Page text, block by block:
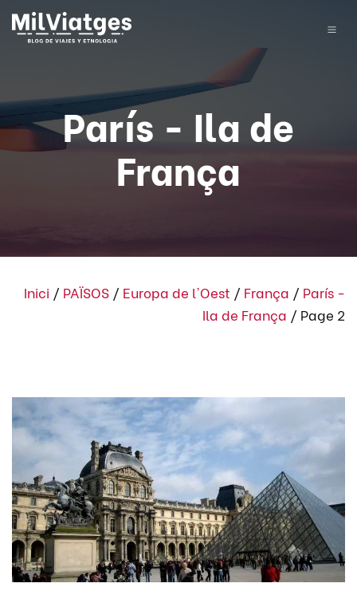
París - Ila de
França
Inici / PAÏSOS / Europa de l'Oest / França / París -
Ila de França / Page 2